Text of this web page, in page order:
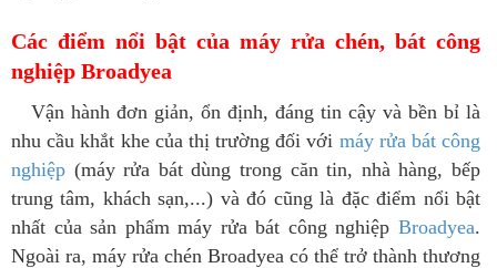
Các điểm nổi bật của máy rửa chén, bát công
nghiệp Broadyea
Vận hành đơn giản, ổn định, đáng tin cậy và bền bỉ là
nhu cầu khắt khe của thị trường đối với máy rửa bát công
nghiệp (máy rửa bát dùng trong căn tin, nhà hàng, bếp
trung tâm, khách sạn,...) và đó cũng là đặc điểm nổi bật
nhất của sản phẩm máy rửa bát công nghiệp Broadyea.
Ngoài ra, máy rửa chén Broadyea có thể trở thành thương